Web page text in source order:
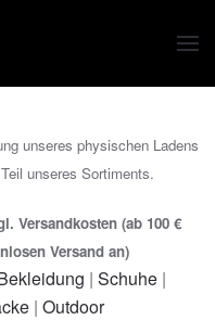
unseres physischen Ladens
unseres Sortiments.
Versandkosten (ab 100 €
Versand an)
| Schuhe |
| Outdoor